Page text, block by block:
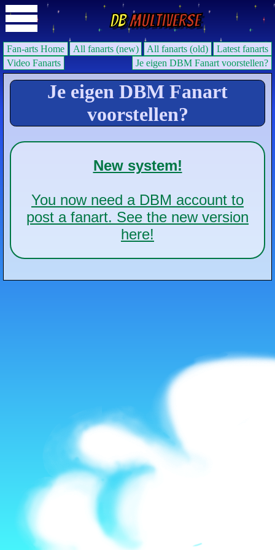
DBMultiverse
Fan-arts Home All fanarts (new) All fanarts (old)
Latest fanarts
Video Fanarts
Je eigen DBM Fanart voorstellen?
Je eigen DBM Fanart
voorstellen?
New system!
You now need a DBM account to
post a fanart. See the new version
here!